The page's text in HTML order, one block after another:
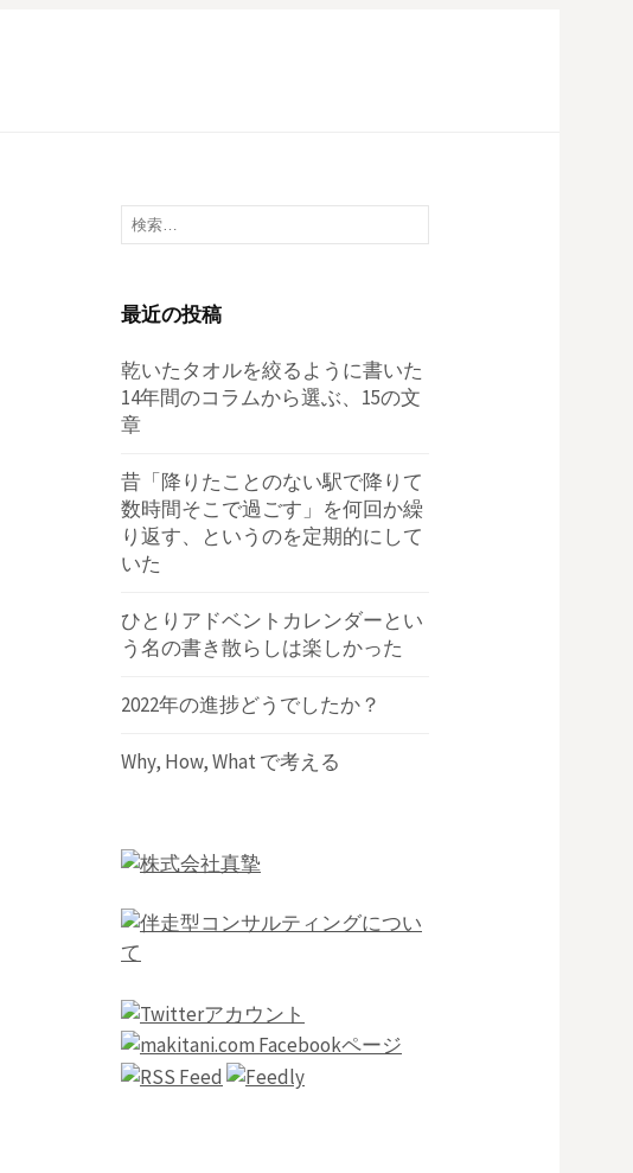
検
索:
最近の投稿
乾いたタオルを絞るように書いた
14年間のコラムから選ぶ、15の文
章
昔「降りたことのない駅で降りて
数時間そこで過ごす」を何回か繰
り返す、というのを定期的にして
いた
ひとりアドベントカレンダーとい
う名の書き散らしは楽しかった
2022年の進捗どうでしたか？
Why, How, What で考える